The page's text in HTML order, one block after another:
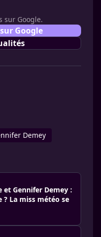
sur Google.
Google
Demey
et Gennifer Demey :
? La miss météo se